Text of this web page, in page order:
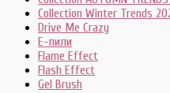
Collection Winter Trends
Drive Me Crazy
E-пили
Flame Effect
Flash Effect
Gel Brush